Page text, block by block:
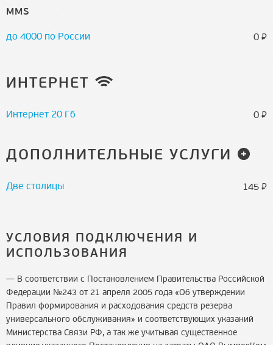
MMS
до 4000 по России 0 ⃏
ИНТЕРНЕТ
Интернет 20 Гб 0 ⃏
ДОПОЛНИТЕЛЬНЫЕ УСЛУГИ
Две столицы 145 ⃏
УСЛОВИЯ ПОДКЛЮЧЕНИЯ И
ИСПОЛЬЗОВАНИЯ
В соответствии с Постановлением Правительства Российской
Федерации №243 от 21 апреля 2005 года «Об утверждении
Правил формирования и расходования средств резерва
универсального обслуживания» и соответствующих указаний
Министерства Связи РФ, а так же учитывая существенное